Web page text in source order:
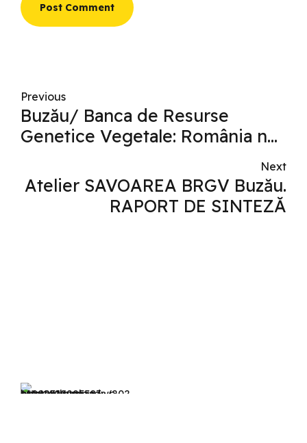
Post Comment
Previous
Buzău/ Banca de Resurse
Genetice Vegetale: România nu
producere a semințelor
Next
Atelier SAVOAREA BRGV Buzău.
RAPORT DE SINTEZĂ